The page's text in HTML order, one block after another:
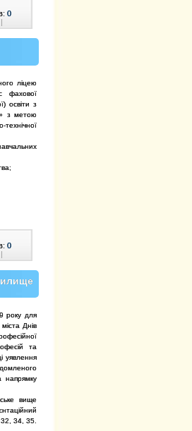
0
|
ліцею
фахової
освіти з
з метою
0
|
року для
Днів
та
уявлення
напрямку
вище
34, 35.